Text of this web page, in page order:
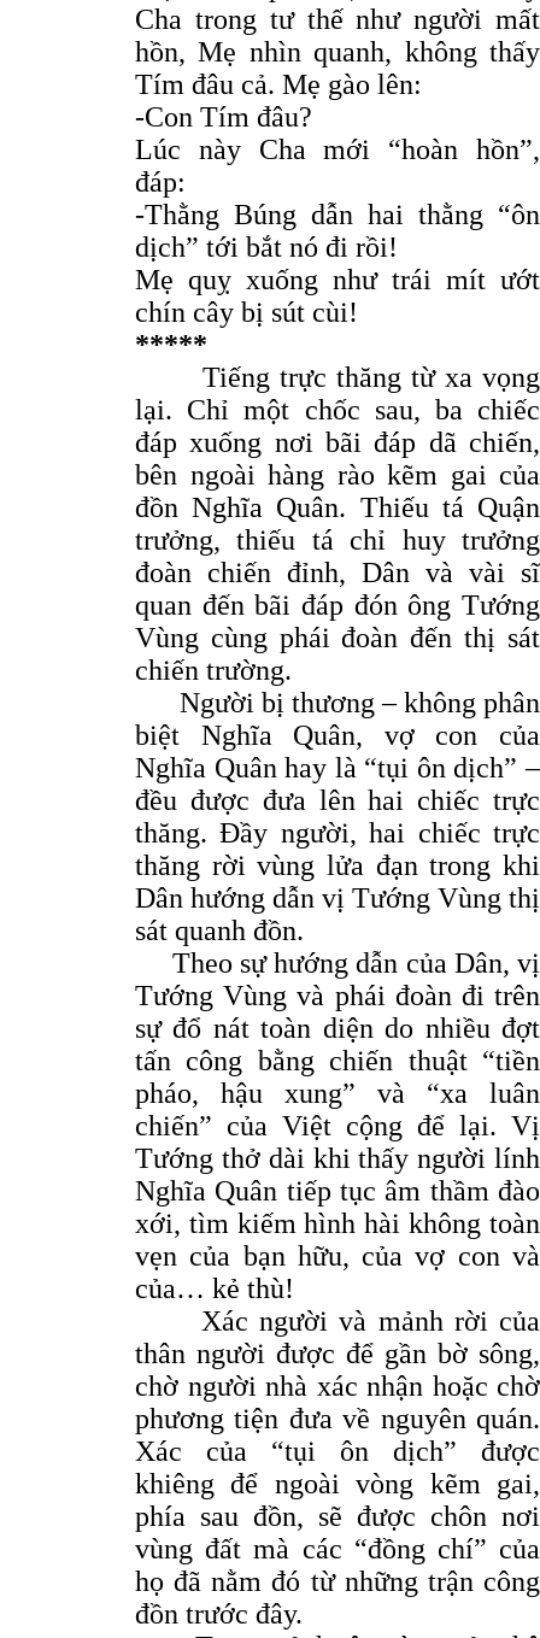
Cha trong tư thế như người mất
hồn, Mẹ nhìn quanh, không thấy
Tím đâu cả. Mẹ gào lên:
-Con Tím đâu?
Lúc này Cha mới “hoàn hồn”,
đáp:
-Thằng Búng dẫn hai thằng “ôn
dịch” tới bắt nó đi rồi!
Mẹ quỵ xuống như trái mít ướt
chín cây bị sút cùi!
*****
Tiếng trực thăng từ xa vọng
lại. Chỉ một chốc sau, ba chiếc
đáp xuống nơi bãi đáp dã chiến,
bên ngoài hàng rào kẽm gai của
đồn Nghĩa Quân. Thiếu tá Quận
trưởng, thiếu tá chỉ huy trưởng
đoàn chiến đỉnh, Dân và vài sĩ
quan đến bãi đáp đón ông Tướng
Vùng cùng phái đoàn đến thị sát
chiến trường.
Người bị thương – không phân
biệt Nghĩa Quân, vợ con của
Nghĩa Quân hay là “tụi ôn dịch” –
đều được đưa lên hai chiếc trực
thăng. Đầy người, hai chiếc trực
thăng rời vùng lửa đạn trong khi
Dân hướng dẫn vị Tướng Vùng thị
sát quanh đồn.
Theo sự hướng dẫn của Dân, vị
Tướng Vùng và phái đoàn đi trên
sự đổ nát toàn diện do nhiều đợt
tấn công bằng chiến thuật “tiền
pháo, hậu xung” và “xa luân
chiến” của Việt cộng để lại. Vị
Tướng thở dài khi thấy người lính
Nghĩa Quân tiếp tục âm thầm đào
xới, tìm kiếm hình hài không toàn
vẹn của bạn hữu, của vợ con và
của… kẻ thù!
Xác người và mảnh rời của
thân người được để gần bờ sông,
chờ người nhà xác nhận hoặc chờ
phương tiện đưa về nguyên quán.
Xác của “tụi ôn dịch” được
khiêng để ngoài vòng kẽm gai,
phía sau đồn, sẽ được chôn nơi
vùng đất mà các “đồng chí” của
họ đã nằm đó từ những trận công
đồn trước đây.